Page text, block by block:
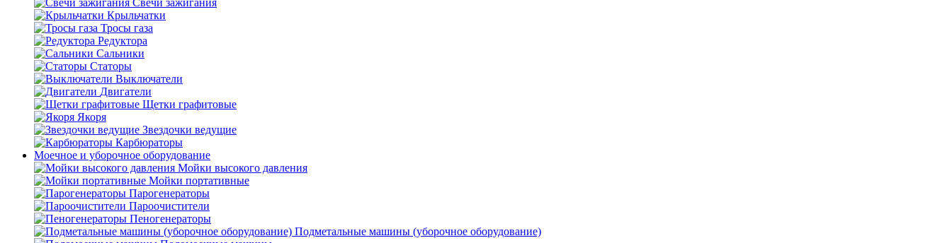
Свечи зажигания
Крыльчатки
Тросы газа
Редуктора
Сальники
Статоры
Выключатели
Двигатели
Щетки графитовые
Якоря
Звездочки ведущие
Карбюраторы
Моечное и уборочное оборудование
Мойки высокого давления
Мойки портативные
Парогенераторы
Пароочистители
Пеногенераторы
Подметальные машины (уборочное оборудование)